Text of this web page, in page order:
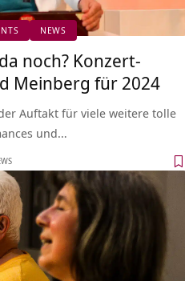
NEWS
noch? Konzert-
Meinberg für 2024
Auftakt für viele weitere tolle
und…